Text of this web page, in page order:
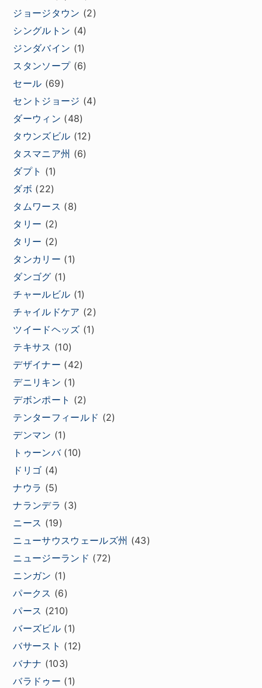
ジョージタウン (2)
シングルトン (4)
ジンダバイン (1)
スタンソープ(6)
セール (69)
セントジョージ (4)
ダーウィン (48)
タウンズビル (12)
タスマニア州 (6)
ダプト (1)
ダボ (22)
タムワース (8)
タリー (2)
タリー (2)
タンカリー (1)
ダンゴグ (1)
チャールビル (1)
チャイルドケア (2)
ツイードヘッズ (1)
テキサス (10)
デザイナー (42)
デニリキン (1)
デボンポート (2)
テンターフィールド (2)
デンマン (1)
トゥーンバ(10)
ドリゴ (4)
ナウラ (5)
ナランデラ (3)
ニース (19)
ニューサウスウェールズ州 (43)
ニュージーランド (72)
ニンガン (1)
パークス (6)
パース (210)
バーズビル (1)
バサースト (12)
バナナ (103)
バラドゥー (1)